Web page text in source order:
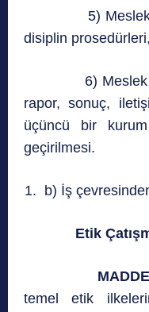
5) Meslekî
disiplin prosedürleri,
6) Meslek
rapor, sonuç,
üçüncü bir
geçirilmesi.
b) İş
Etik
MADDE
temel etik